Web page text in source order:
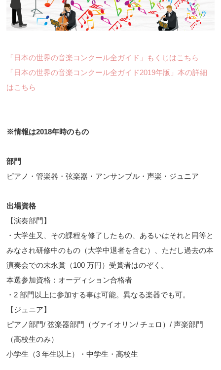
「日本の世界の音楽コンクール全ガイド」もくじはこちら
「日本の世界の音楽コンクール全ガイド2019年版」本の詳細
はこちら
※情報は2018年時のもの
部門
ピアノ・管楽器・弦楽器・アンサンブル・声楽・ジュニア
出場資格
【演奏部門】
・大学生又、その課程を修了したもの、あるいはそれと同等と
みなされ研修中のもの（大学中退者を含む）、ただし過去の本
演奏会での末永賞（100 万円）受賞者はのぞく。
本選参加資格：オーディション合格者
・2 部門以上に参加する事は可能。異なる楽器でも可。
【ジュニア】
ピアノ部門/ 弦楽器部門（ヴァイオリン/ チェロ）/ 声楽部門
（高校生のみ）
小学生（3 年生以上）・中学生・高校生